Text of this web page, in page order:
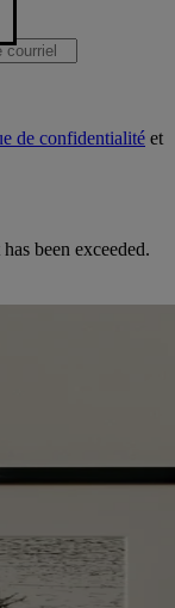
de confidentialité et
been exceeded.